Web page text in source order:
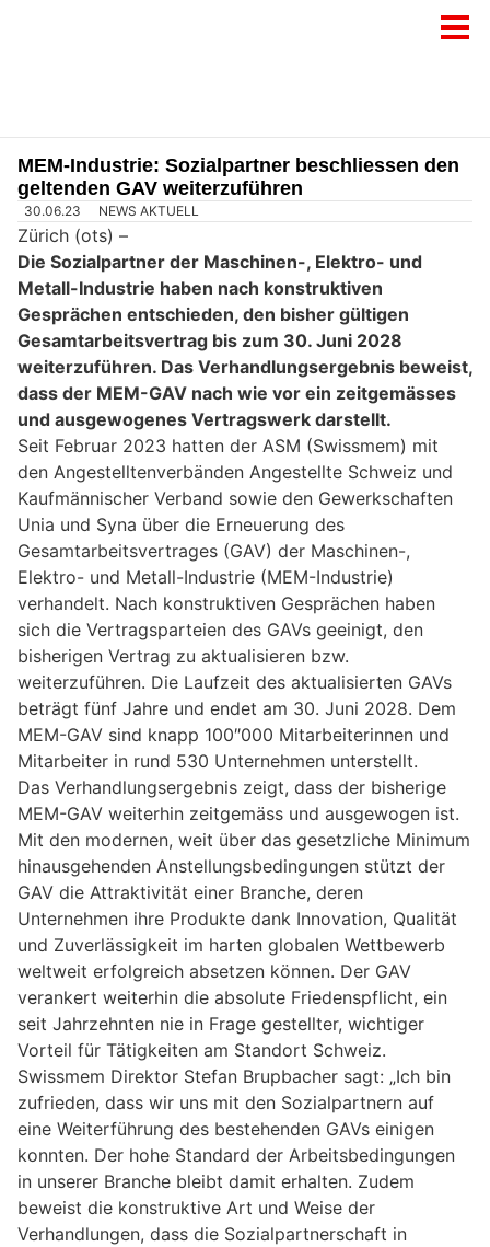
MEM-Industrie: Sozialpartner beschliessen den
geltenden GAV weiterzuführen
30.06.23 NEWS AKTUELL
Zürich (ots) –
Die Sozialpartner der Maschinen-, Elektro- und
Metall-Industrie haben nach konstruktiven
Gesprächen entschieden, den bisher gültigen
Gesamtarbeitsvertrag bis zum 30. Juni 2028
weiterzuführen. Das Verhandlungsergebnis beweist,
dass der MEM-GAV nach wie vor ein zeitgemässes
und ausgewogenes Vertragswerk darstellt.
Seit Februar 2023 hatten der ASM (Swissmem) mit
den Angestelltenverbänden Angestellte Schweiz und
Kaufmännischer Verband sowie den Gewerkschaften
Unia und Syna über die Erneuerung des
Gesamtarbeitsvertrages (GAV) der Maschinen-,
Elektro- und Metall-Industrie (MEM-Industrie)
verhandelt. Nach konstruktiven Gesprächen haben
sich die Vertragsparteien des GAVs geeinigt, den
bisherigen Vertrag zu aktualisieren bzw.
weiterzuführen. Die Laufzeit des aktualisierten GAVs
beträgt fünf Jahre und endet am 30. Juni 2028. Dem
MEM-GAV sind knapp 100″000 Mitarbeiterinnen und
Mitarbeiter in rund 530 Unternehmen unterstellt.
Das Verhandlungsergebnis zeigt, dass der bisherige
MEM-GAV weiterhin zeitgemäss und ausgewogen ist.
Mit den modernen, weit über das gesetzliche Minimum
hinausgehenden Anstellungsbedingungen stützt der
GAV die Attraktivität einer Branche, deren
Unternehmen ihre Produkte dank Innovation, Qualität
und Zuverlässigkeit im harten globalen Wettbewerb
weltweit erfolgreich absetzen können. Der GAV
verankert weiterhin die absolute Friedenspflicht, ein
seit Jahrzehnten nie in Frage gestellter, wichtiger
Vorteil für Tätigkeiten am Standort Schweiz.
Swissmem Direktor Stefan Brupbacher sagt: „Ich bin
zufrieden, dass wir uns mit den Sozialpartnern auf
eine Weiterführung des bestehenden GAVs einigen
konnten. Der hohe Standard der Arbeitsbedingungen
in unserer Branche bleibt damit erhalten. Zudem
beweist die konstruktive Art und Weise der
Verhandlungen, dass die Sozialpartnerschaft in